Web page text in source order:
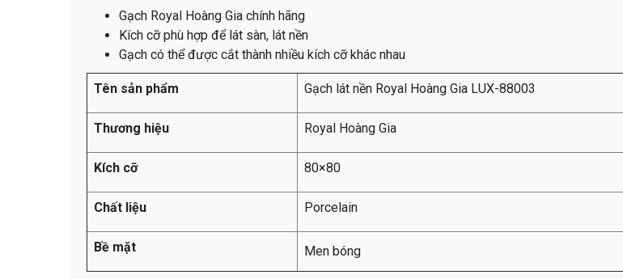
Gạch Royal Hoàng Gia chính hãng
Kích cỡ phù hợp để lát sàn, lát nền
Gạch có thể được cắt thành nhiều kích cỡ khác nhau
Tên sản phẩm Gạch lát nền Royal Hoàng Gia LUX-88003
Thương hiệu Royal Hoàng Gia
Kích cỡ 80×80
Chất liệu Porcelain
Bề mặt Men bóng